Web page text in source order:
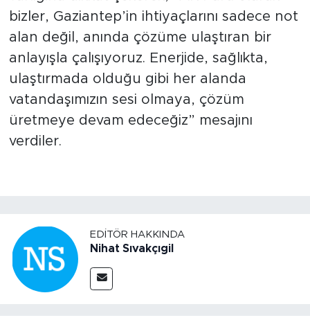
bizler, Gaziantep’in ihtiyaçlarını sadece not
alan değil, anında çözüme ulaştıran bir
anlayışla çalışıyoruz. Enerjide, sağlıkta,
ulaştırmada olduğu gibi her alanda
vatandaşımızın sesi olmaya, çözüm
üretmeye devam edeceğiz” mesajını
verdiler.
EDITÖR HAKKINDA
Nihat Sıvakçıgil